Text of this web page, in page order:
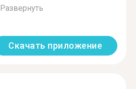
Развернуть
Скачать приложение